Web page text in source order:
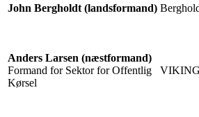
John Bergholdt (landsformand)
Anders Larsen (næstformand)
Formand for Sektor for Offentlig
Kørsel